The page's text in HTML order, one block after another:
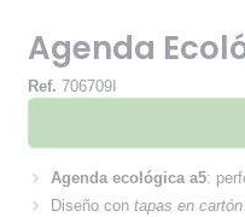
Agenda
Ref. 706709I
Agenda ecológica a5:
Diseño contapas en